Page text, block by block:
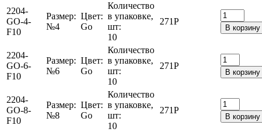
2204-
GO-4-
F10
Размер:
№4
Цвет:
Go
Количество
в упаковке,
шт:
10
271Р
В корзину
2204-
GO-6-
F10
Размер:
№6
Цвет:
Go
Количество
в упаковке,
шт:
10
271Р
В корзину
2204-
GO-8-
F10
Размер:
№8
Цвет:
Go
Количество
в упаковке,
шт:
10
271Р
В корзину